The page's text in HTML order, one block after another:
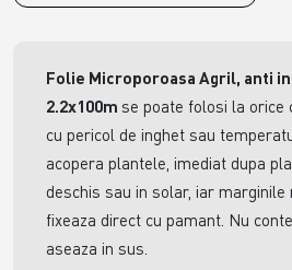
Folie Microporoasa Agril, anti
2.2x100m se poate folosi la orice
cu pericol de inghet sau
acopera plantele, imediat dupa
deschis sau in solar, iar
fixeaza direct cu pamant. Nu
aseaza in sus.